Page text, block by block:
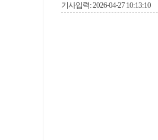
기사입력: 2026-04-27 10:13:10